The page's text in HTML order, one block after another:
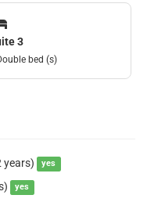
3
bed (s)
years) yes
yes